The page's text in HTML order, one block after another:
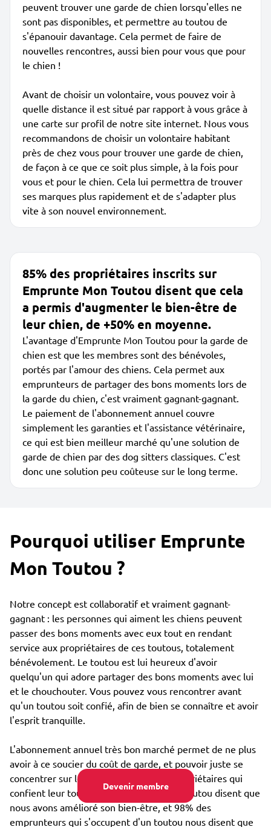
Devenir membre
peuvent trouver une garde de chien lorsqu'elles ne
sont pas disponibles, et permettre au toutou de
s'épanouir davantage. Cela permet de faire de
nouvelles rencontres, aussi bien pour vous que pour
le chien !
Avant de choisir un volontaire, vous pouvez voir à
quelle distance il est situé par rapport à vous grâce à
une carte sur profil de notre site internet. Nous vous
recommandons de choisir un volontaire habitant
près de chez vous pour trouver une garde de chien,
de façon à ce que ce soit plus simple, à la fois pour
vous et pour le chien. Cela lui permettra de trouver
ses marques plus rapidement et de s'adapter plus
vite à son nouvel environnement.
85% des propriétaires inscrits sur
Emprunte Mon Toutou disent que cela
a permis d'augmenter le bien-être de
leur chien, de +50% en moyenne.
L'avantage d'Emprunte Mon Toutou pour la garde de
chien est que les membres sont des bénévoles,
portés par l'amour des chiens. Cela permet aux
emprunteurs de partager des bons moments lors de
la garde du chien, c'est vraiment gagnant-gagnant.
Le paiement de l'abonnement annuel couvre
simplement les garanties et l'assistance vétérinaire,
ce qui est bien meilleur marché qu'une solution de
garde de chien par des dog sitters classiques. C'est
donc une solution peu coûteuse sur le long terme.
Pourquoi utiliser Emprunte
Mon Toutou ?
Notre concept est collaboratif et vraiment gagnant-
gagnant : les personnes qui aiment les chiens peuvent
passer des bons moments avec eux tout en rendant
service aux propriétaires de ces toutous, totalement
bénévolement. Le toutou est lui heureux d'avoir
quelqu'un qui adore partager des bons moments avec lui
et le chouchouter. Vous pouvez vous rencontrer avant
qu'un toutou soit confié, afin de bien se connaître et avoir
l'esprit tranquille.
L'abonnement annuel très bon marché permet de ne plus
avoir à ce soucier du coût de garde, et pouvoir juste se
concentrer sur le bien-être : 85% des propriétaires qui
confient leur toutou par Emprunte Mon Toutou disent que
nous avons amélioré son bien-être, et 98% des
emprunteurs qui s'occupent d'un toutou nous disent que